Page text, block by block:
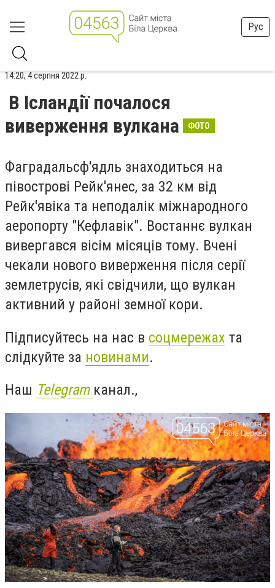
Рус
14:20, 4 серпня 2022 р.
В Ісландії почалося
виверження вулкана
ФОТО
Фаградальсф'ядль знаходиться на
півострові Рейк'янес, за 32 км від
Рейк'явіка та неподалік міжнародного
аеропорту "Кефлавік". Востаннє вулкан
вивергався вісім місяців тому. Вчені
чекали нового виверження після серії
землетрусів, які свідчили, що вулкан
активний у районі земної кори.
Підписуйтесь на нас в соцмережах та
слідкуйте за новинами.
Наш Telegram канал.,